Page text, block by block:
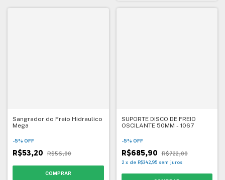
Sangrador do Freio Hidraulico
Mega
-5% OFF
R$53,20 R$56,00
SUPORTE DISCO DE FREIO
OSCILANTE 50MM - 1067
-5% OFF
R$685,90 R$722,00
2 x de R$342,95 sem juros